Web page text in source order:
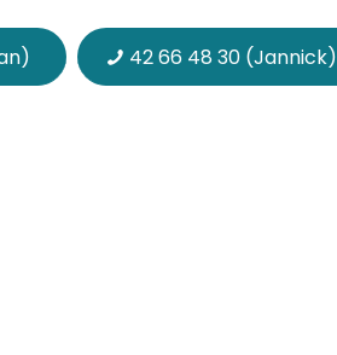
42 66 48 30 (Jannick)